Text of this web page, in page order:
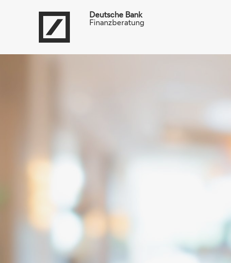
Deutsche Bank
Finanzberatung